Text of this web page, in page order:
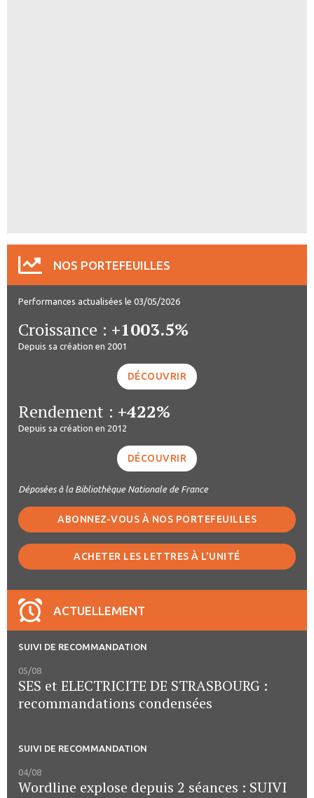
NOS PORTEFEUILLES
Performances actualisées le 03/05/2026
Croissance : +1003.5%
Depuis sa création en 2001
DÉCOUVRIR
Rendement : +422%
Depuis sa création en 2012
DÉCOUVRIR
Déposées à la Bibliothèque Nationale de France
ABONNEZ-VOUS À NOS PORTEFEUILLES
ACHETER LES LETTRES À L'UNITÉ
ACTUELLEMENT
SUIVI DE RECOMMANDATION
05/08
SES et ELECTRICITE DE STRASBOURG :
recommandations condensées
SUIVI DE RECOMMANDATION
04/08
Wordline explose depuis 2 séances : SUIVI